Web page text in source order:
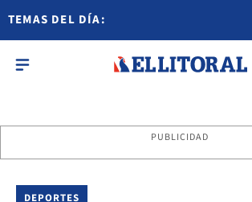
TEMAS DEL DÍA:
PUBLICIDAD
DEPORTES